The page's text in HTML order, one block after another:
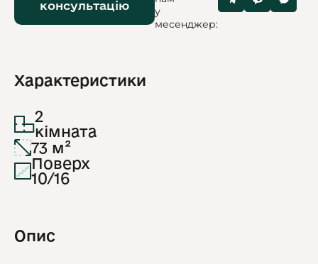
консультацію
у
месенджер:
Характеристики
2
кімната
73 м²
Поверх
10/16
Опис